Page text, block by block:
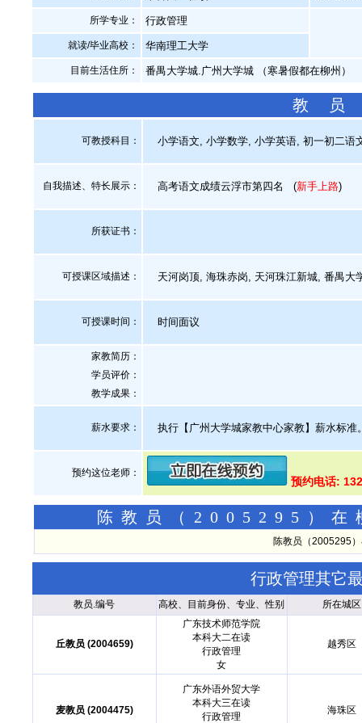
所学专业： 行政管理
就读/毕业高校： 华南理工大学
目前生活住所： 番禺大学城.广州大学城 （寒暑假都在柳州）
教 员
可教授科目： 小学语文, 小学数学, 小学英语, 初一初二语
自我描述、特长展示 ： 高考语文成绩云浮市第四名 (新手上路)
所获证书 ：
可授课区域描述： 天河岗顶, 海珠赤岗, 天河珠江新城, 番禺大
可授课时间： 时间面议
家教简历：
学员评价：
教学成果：
薪水要求： 执行【广州大学城家教中心家教】薪水标准
预约这位老师：
预约电话:
陈教员（2005295）在
陈教员（2005295
行政管理其它
教员.编号 高校、目前身份、专业、性别 所在城区
丘教员 (2004659)
广东技术师范学院
本科大二在读
行政管理
女
越秀区
麦教员 (2004475)
广东外语外贸大学
本科大三在读
行政管理
海珠区